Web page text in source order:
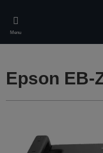
main
content
Menu
Epson EB-